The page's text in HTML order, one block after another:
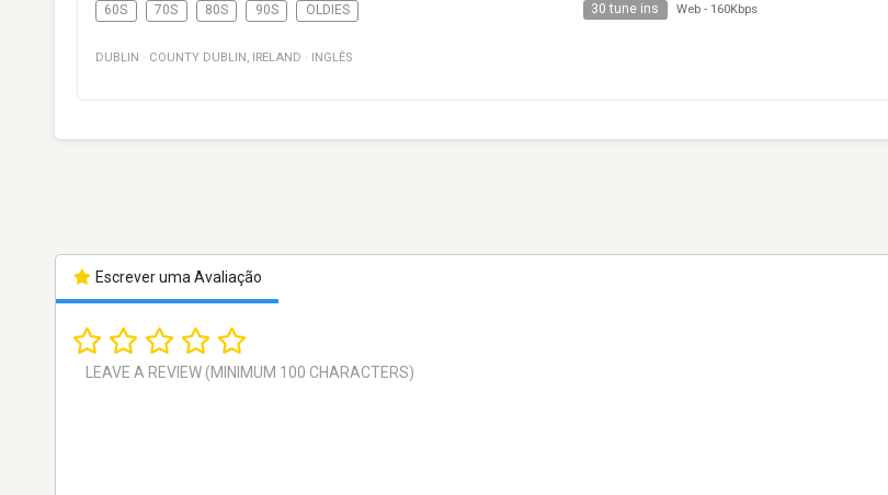
60S 70S 80S 90S OLDIES 30 tune ins Web - 160Kbps
DUBLIN · COUNTY DUBLIN , IRELAND · INGLÊS
Escrever uma Avaliação